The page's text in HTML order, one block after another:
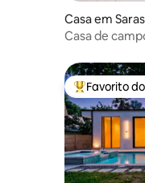
Casa em
Casa de
Favoritos
Favorito